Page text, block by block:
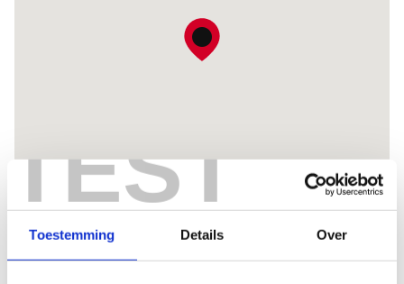
TEST
Toestemming Details Over